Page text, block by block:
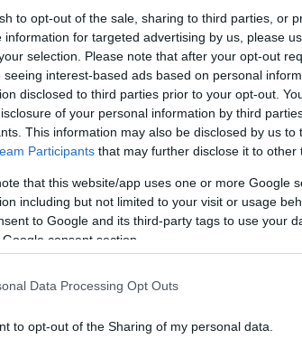
to opt-out of the sale, sharing to third parties, or
information for targeted advertising by us, please
selection. Please note that after your opt-out
seeing interest-based ads based on personal
disclosed to third parties prior to your opt-out.
of your personal information by third
This information may also be disclosed by us to
Participants that may further disclose it to other
that this website/app uses one or more Google
including but not limited to your visit or usage
to Google and its third-party tags to use your
consent section.
Data Processing Opt Outs
to opt-out of the Sharing of my personal data.
haber hablado en varias ocasiones
el base serbio.
Obradovic: “En
comida siempre será
excepcional”
16/MAY/19 14:25
Dos equipos turcos han podido
hasta la Final Four y están listos
competir por un puesto en...
NBA, me gustaría dejar
huella”